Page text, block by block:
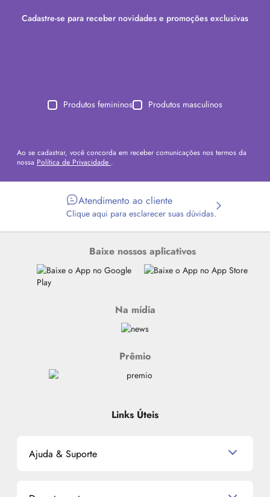
Cadastre-se para receber novidades e promoções exclusivas
Produtos femininos Produtos masculinos
Ao se cadastrar, você concorda em receber comunicações nos termos da
nossa Política de Privacidade .
Atendimento ao cliente
Clique aqui para esclarecer suas dúvidas.
Baixe nossos aplicativos
Na mídia
Prêmio
Links Úteis
Ajuda & Suporte